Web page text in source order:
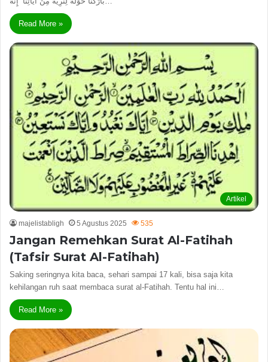
Read More »
Artikel
majelistabligh 5 Agustus 2025 535
Jangan Remehkan Surat Al-Fatihah
(Tafsir Surat Al-Fatihah)
Saking seringnya kita baca, sehari sampai 17 kali, bisa saja kita
kehilangan ruh saat membaca surat al-Fatihah. Tentu hal ini…
Read More »